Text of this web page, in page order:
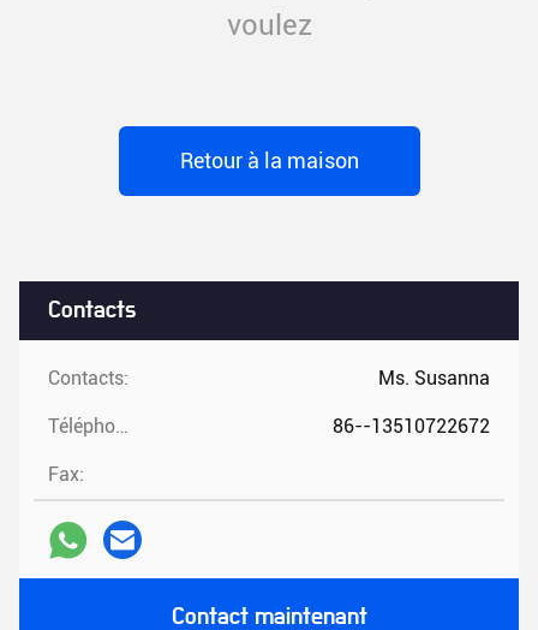
Contacts
Contacts: Ms. Susanna
Téléphone: 86--13510722672
Fax:
Contact maintenant
voulez
Retour à la maison